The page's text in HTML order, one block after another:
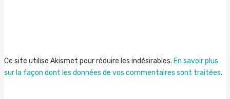
Ce site utilise Akismet pour réduire les indésirables. En savoir plus
sur la façon dont les données de vos commentaires sont traitées.